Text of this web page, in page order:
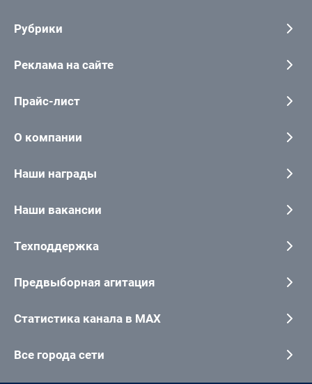
Рубрики
Реклама на сайте
Прайс-лист
О компании
Наши награды
Наши вакансии
Техподдержка
Предвыборная агитация
Статистика канала в MAX
Все города сети